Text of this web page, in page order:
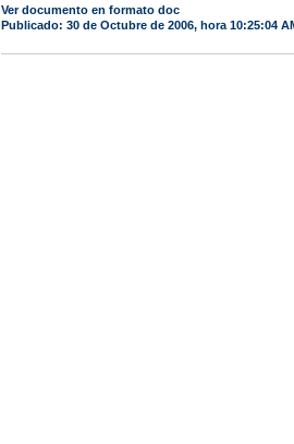
Ver documento en formato doc
Publicado: 30 de Octubre de 2006, hora 10:25:04